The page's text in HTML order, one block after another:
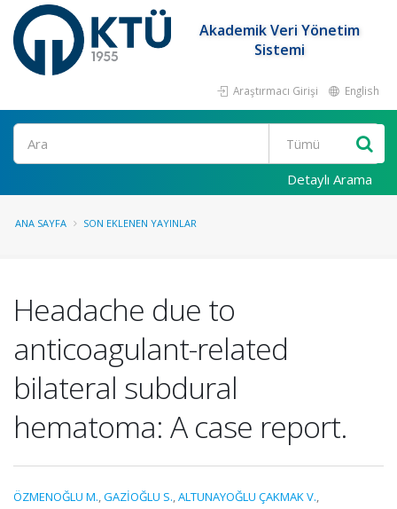
Akademik Veri Yönetim
Sistemi
Araştırmacı Girişi English
Ara
Detaylı Arama
ANA SAYFA SON EKLENEN YAYINLAR
Headache due to
anticoagulant-related
bilateral subdural
hematoma: A case report.
ÖZMENOĞLU M.,GAZİOĞLU S.,ALTUNAYOĞLU ÇAKMAK V.,